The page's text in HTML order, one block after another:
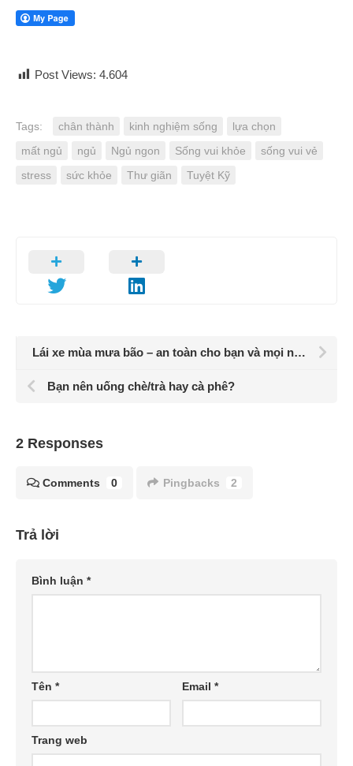
Post Views: 4.604
Tags: chân thành kinh nghiệm sống
lựa chọn
mất ngủ
ngủ Ngủ ngon Sống vui khỏe
sống vui vẻ
stress
sức khỏe Thư giãn Tuyệt Kỹ
Lái xe mùa mưa bão – an toàn cho bạn và mọi người
Bạn nên uống chè/trà hay cà phê?
2 Responses
Comments 0 Pingbacks 2
Trả lời
Bình luận *
Tên * Email*
Trang web